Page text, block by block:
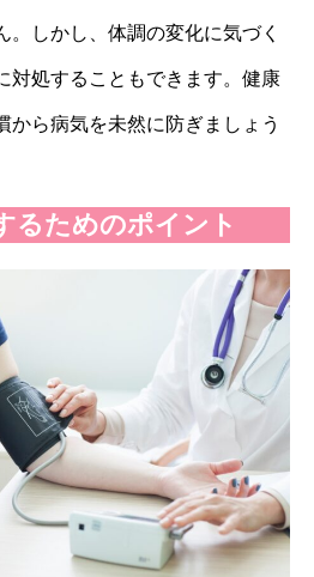
。しかし、体調の変化に気づく
対処することもできます。健康
から病気を未然に防ぎましょう
るためのポイント